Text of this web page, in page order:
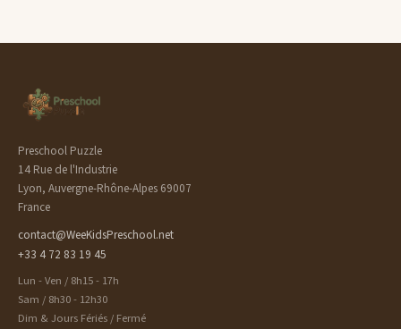
Preschool Puzzle
14 Rue de l'Industrie
Lyon, Auvergne-Rhône-Alpes 69007
France
contact@WeeKidsPreschool.net
+33 4 72 83 19 45
Lun - Ven / 8h15 - 17h
Sam / 8h30 - 12h30
Dim & Jours Fériés / Fermé